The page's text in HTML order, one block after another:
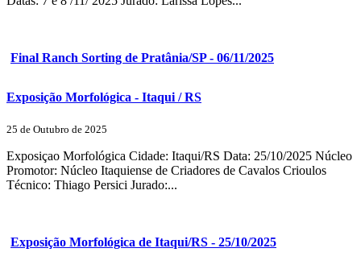
Final Ranch Sorting de Pratânia/SP - 06/11/2025
Exposição Morfológica - Itaqui / RS
25 de Outubro de 2025
Exposiçao Morfológica Cidade: Itaqui/RS Data: 25/10/2025 Núcleo
Promotor: Núcleo Itaquiense de Criadores de Cavalos Crioulos
Técnico: Thiago Persici Jurado:...
Exposição Morfológica de Itaqui/RS - 25/10/2025